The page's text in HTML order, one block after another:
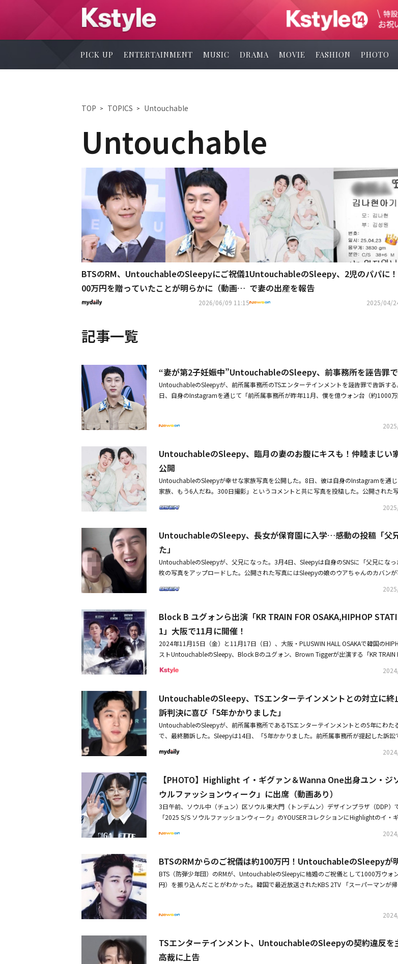
PICK UP ENTERTAINMENT MUSIC DRAMA MOVIE FASHION PHOTO
TOP TOPICS Untouchable
Untouchable
BTSのRM、UntouchableのSleepyにご祝儀1
00万円を贈っていたことが明らかに（動画あ
り）
2026/06/09 11:15
UntouchableのSleepy、2児のパパに
で妻の出産を報告
2025/04/
記事一覧
“妻が第2子妊娠中”UntouchableのSleepy、前事務所を誣告罪
UntouchableのSleepyが、前所属事務所のTSエンターテインメントを誣告罪で告訴す
日、自身のInstagramを通じて「前所属事務所が昨年11月、僕を億ウォン台（約1000
まで行い、絶えず悪質な行為を行っている」と明かした。続けて「僕はひとつの家庭
った。そのため前事務所を誣告罪で告訴し、法的責任を問う計画だ」とし「また長い裁
しれないが、これ以上僕を含めて誰も不利益を被らないことを願う気持ちで、このよう
ことになった」と伝えた。そして「いつも謙虚な姿勢で良い姿をお見せすることを約束
くださった多くの方に再び深くお礼申し上げる」と付け加えた。Sleppyは2022年、8
女性と結婚し、昨年3月に第1子となる女の子が誕生。現在、2人目の出産を控えている
で告発した件に対し、先月、警察が「嫌疑なし」の処分を下しました。僕は昨年9月、
し、刑事告発まで行い、絶えず悪質な行為を行っています。僕はひとつの家庭の家長と
守るためにも、これ以上、前所属事務所のこうした行為を見過ごすことはできないとい
ました。そのため、前所属事務所を誣告罪で告訴し、法的責任を問う計画です。また長
かもしれませんが、これ以上、僕を含めて誰も不利益を被らないことを願う気持ちで、
定を下すことになりました。いつも謙虚な姿勢で良い姿をお見せすることを約束し、応
った多くの方に再び深くお礼申し上げます。法律事務所アプローチのイ・ドンジュン
UntouchableのSleepy、臨月の妻のお腹にキスも！仲睦まじい
公開
UntouchableのSleepyが幸せな家族写真を公開した。8日、彼は自身のInstagramを通
家族、もう6人だね。300日撮影」というコメントと共に写真を投稿した。公開された
い家族の姿が目を引いた。特に彼は、まもなく第2子の出産を控えた妻のお腹に膝をつ
子が誕生。妻は現在、第2子を妊娠しており、4月に出産予定だ。
UntouchableのSleepy、長女が保育園に入学…感動の投稿「父
た」
UntouchableのSleepyが、父兄になった。3月4日、Sleepyは自身のSNSに「父兄になっ
枚の写真をアップロードした。公開された写真にはSleepyの娘のウアちゃんのカバン
月で、1歳を控えている。妻が第2子の出産を控えているため、娘を早めに保育園に通
文字を付け加えてこみ上げる気持ちを伝えた。Sleepyは2022年、8歳下の妻のキム・ナ
結婚し、昨年3月に長女を授かった。特に、第1子を出産してから3ヶ月で第2子を妊娠し
題を集めた。第2子の性別は息子で、4月に出産予定だ。彼ら夫婦は第2子の出産を控え
異夢シーズン2-君は私の運命」に出演し、日常を公開した。
Block B ユグォンら出演「KR TRAIN FOR OSAKA,HIPHOP
1」大阪で11月に開催！
2024年11月15日（金）と11月17日（日）、大阪・PLUSWIN HALL OSAKAで韓国の
ストUntouchableのSleepy、Block Bのユグォン、Brown Tiggerが出演する「KR TRAIN
公演のタイトル「KR TRAIN FOR OSAKA,HIPHOP STATION VOL.1」はTRAINシリーズの
る。今回の大阪公演は、そのシリーズの中のHIPHOPのジャンルをテーマにする初のス
国の個性的なHIPHOPアーティストたちが参加し、観客たちに強烈なエネルギーを届け
epyは、ユニークなラップスタイルと機転のある歌詞で愛されるHIPHOPアーティストで
は強力なステージ掌握力と多彩多能なK-POPアーティストとして知られている。Brown
彼だけのトレンディなサウンドでHIPHOPシーンで頭角を現し、今回の公演でも新しい
る。今回の公演で、3人のアーティストは各々のヒット曲をはじめとし、特別に準備し
共感を形成できる特別な時間になると注目を集めている。チケットは各公演の前日ま
詳しい情報はチケット購入サイトにて確認できる。今回の公演は来る2025年、日韓交流
もって記念する文化交流の一環としても意味のある場となる。Sleepy、ユグォン、
PHOPを通して、2ヶ国の友情を祝い、両国の音楽的交流をもっと厚くする意味深いステ
年11月15日（金）・11月17日（日）開始時間：昼公演14時～ / 夜公演19時～（両日
UntouchableのSleepy、TSエンターテインメントとの対立に
訴判決に喜び「5年かかりました」
UntouchableのSleepyが、前所属事務所であるTSエンターテインメントとの5年にわた
で、最終勝訴した。Sleepyは14日、「5年かかりました。前所属事務所が提起した訴訟
をお見せします！ 楽しい秋夕（チュソク、韓国のお盆）連休をお過ごしください」と伝
請求訴訟の上告審で、原告の上告を棄却した。訴訟費用もTSエンターテインメントが
命じた。これにより、Sleepyの最終勝訴が決まった。これに先立ち、2019年にTSエン
ントは「Sleepyが番組出演料の一部と、SNSの広報による広告収入などを所属事務所に
し、2億8000万ウォン（約3,000万円）を請求する訴訟を提起したが、第1審と第2審で
【PHOTO】Highlight イ・ギグァン＆Wanna One出身ユン・ジ
ウルファッションウィーク」に出席（動画あり）
3日午前、ソウル中（チュン）区ソウル東大門（トンデムン）デザインプラザ（DDP）
「2025 S/S ソウルファッションウィーク」のYOUSERコレクションにHighlightのイ・ギ
CEが出席した。・Highlight イ・ギグァン、約5年半振りの来日ソロコンサートを11月
BTSのRMからのご祝儀は約100万円！UntouchableのSleepyが
BTS（防弾少年団）のRMが、UntouchableのSleepyに結婚のご祝儀として1000万ウォ
円）を振り込んだことがわかった。韓国で最近放送されたKBS 2TV 「スーパーマンが帰
った。DinDinはSleepyに対して「10年ほど親しくしている。無名時代から今まで、喜
ている。僕じゃなかったら、ウアちゃんもいない」と特別な親交をアピールした。
ているというSleepyは「最初会った時からDinDinが全部奢ってくれた。大事なのは、結
大きなものを一枚使うくらいだった。それから兄として待遇している」と伝えた。実際
TSエンターテインメント、UntouchableのSleepyの契約違反
高裁に上告